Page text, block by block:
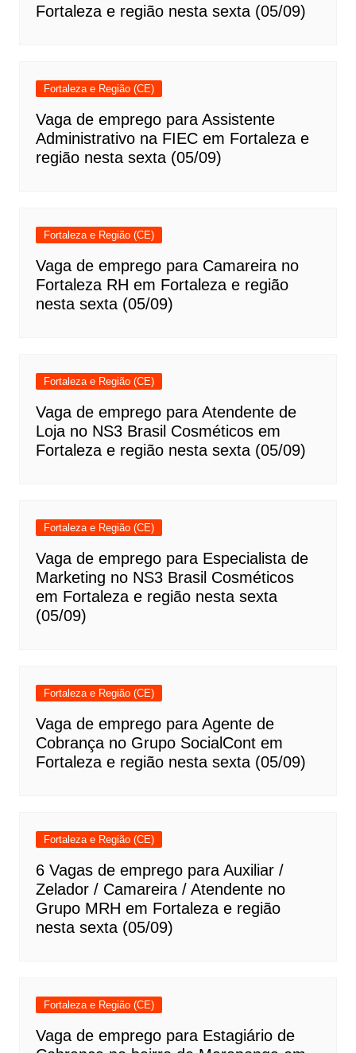
Fortaleza e região nesta sexta (05/09)
Fortaleza e Região (CE)
Vaga de emprego para Assistente
Administrativo na FIEC em Fortaleza e
região nesta sexta (05/09)
Fortaleza e Região (CE)
Vaga de emprego para Camareira no
Fortaleza RH em Fortaleza e região
nesta sexta (05/09)
Fortaleza e Região (CE)
Vaga de emprego para Atendente de
Loja no NS3 Brasil Cosméticos em
Fortaleza e região nesta sexta (05/09)
Fortaleza e Região (CE)
Vaga de emprego para Especialista de
Marketing no NS3 Brasil Cosméticos
em Fortaleza e região nesta sexta
(05/09)
Fortaleza e Região (CE)
Vaga de emprego para Agente de
Cobrança no Grupo SocialCont em
Fortaleza e região nesta sexta (05/09)
Fortaleza e Região (CE)
6 Vagas de emprego para Auxiliar /
Zelador / Camareira / Atendente no
Grupo MRH em Fortaleza e região
nesta sexta (05/09)
Fortaleza e Região (CE)
Vaga de emprego para Estagiário de